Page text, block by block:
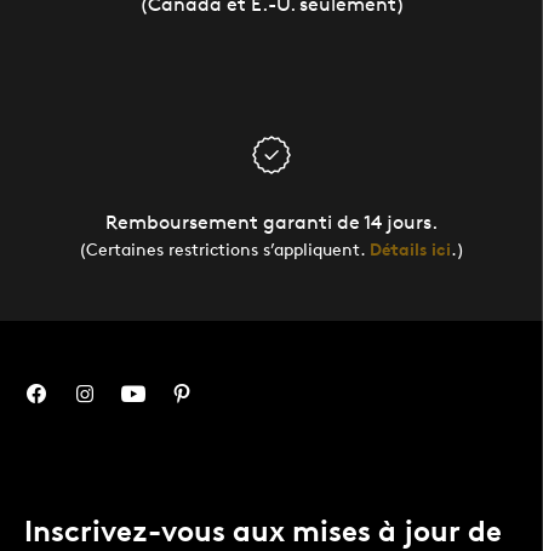
(Canada et É.-U. seulement)
Remboursement garanti de 14 jours.
(Certaines restrictions s’appliquent. Détails ici.)
Inscrivez-vous aux mises à jour de